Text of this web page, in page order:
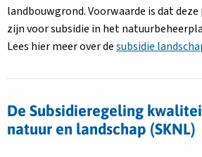
landbouwgrond. Voorwaarde is dat
zijn voor subsidie in het
Lees hier meer over desubsidie
De Subsidieregeling
natuur en landschap (SKNL)